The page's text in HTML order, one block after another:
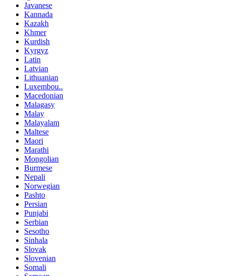
Javanese
Kannada
Kazakh
Khmer
Kurdish
Kyrgyz
Latin
Latvian
Lithuanian
Luxembou..
Macedonian
Malagasy
Malay
Malayalam
Maltese
Maori
Marathi
Mongolian
Burmese
Nepali
Norwegian
Pashto
Persian
Punjabi
Serbian
Sesotho
Sinhala
Slovak
Slovenian
Somali